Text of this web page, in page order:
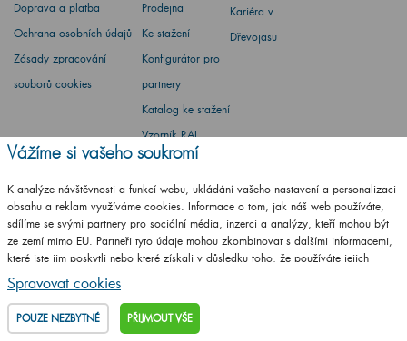
Doprava a platba
Ochrana osobních údajů
Zásady zpracování
souborů cookies
Prodejna
Ke stažení
Konfigurátor pro
partnery
Katalog ke stažení
Vzorník RAL
Whistleblowing
Environmentální
politika
Kariéra v
Dřevojasu
Barbora Stoklasová
Vážíme si vašeho soukromí
K analýze návštěvnosti a funkcí webu, ukládání vašeho nastavení a personalizaci
obsahu a reklam využíváme cookies. Informace o tom, jak náš web používáte,
sdílíme se svými partnery pro sociální média, inzerci a analýzy, kteří mohou být
ze zemí mimo EU. Partneři tyto údaje mohou zkombinovat s dalšími informacemi,
které jste jim poskytli nebo které získali v důsledku toho, že používáte jejich
služby.
Podrobné informace
Spravovat cookies
POUZE NEZBYTNÉ PŘIJMOUT VŠE